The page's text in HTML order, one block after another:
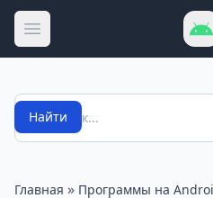
Открыть меню
Поиск
Найти
Главная » Программы на